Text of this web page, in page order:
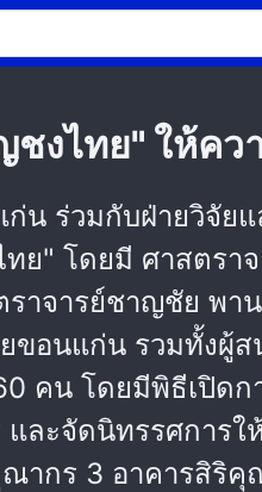
งไทย" ให้คว
น ร่วมกับฝ่ายวิจัย
ย" โดยมี ศาสตรา
าจารย์ชาญชัย พา
อนแก่น รวมทั้งผู้
คน โดยมีพิธีเปิด
ละจัดนิทรรศการ
ากร 3 อาคารสิริ